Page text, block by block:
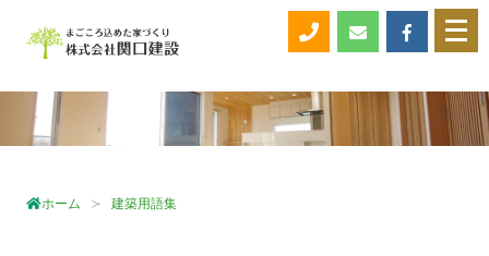
メ
ニ
ー
を
開
ホーム 建築用語集